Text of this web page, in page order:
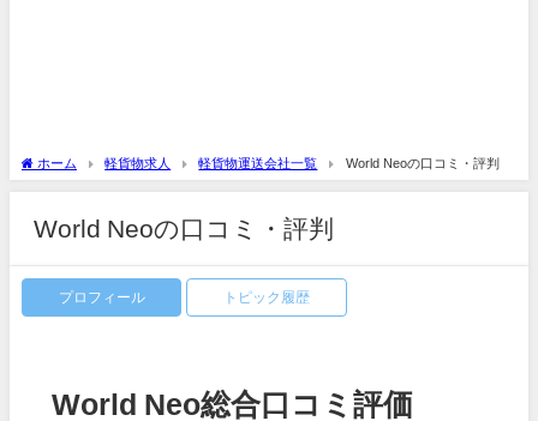
ホーム 軽貨物求人 軽貨物運送会社一覧 World Neoの口コミ・評判
World Neoの口コミ・評判
プロフィール トピック履歴
World Neo総合口コミ評価